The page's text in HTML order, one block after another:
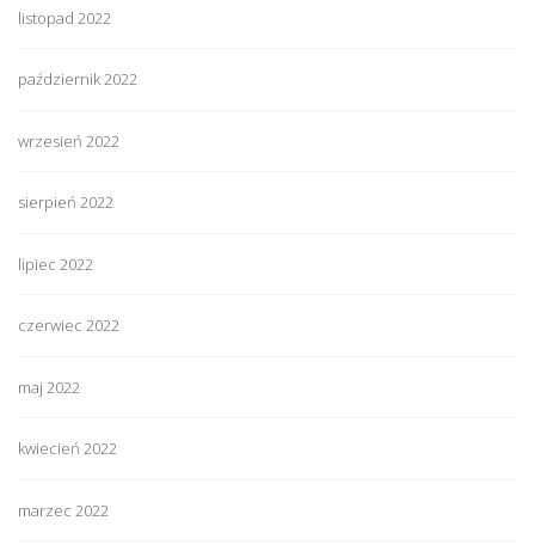
listopad 2022
październik 2022
wrzesień 2022
sierpień 2022
lipiec 2022
czerwiec 2022
maj 2022
kwiecień 2022
marzec 2022